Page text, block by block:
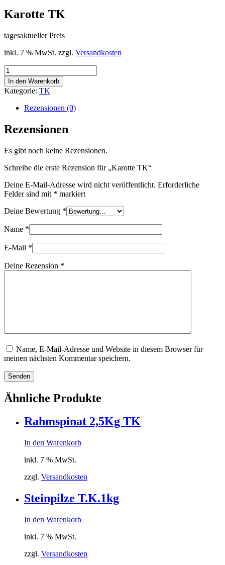
Karotte TK
tagesaktueller Preis
inkl. 7 % MwSt. zzgl. Versandkosten
Karotte
TK
Menge
In den Warenkorb
Kategorie: TK
Rezensionen (0)
Rezensionen
Es gibt noch keine Rezensionen.
Schreibe die erste Rezension für „Karotte TK“
Deine E-Mail-Adresse wird nicht veröffentlicht. Erforderliche
Felder sind mit * markiert
Deine Bewertung *
Name *
E-Mail *
Deine Rezension *
Name, E-Mail-Adresse und Website in diesem Browser für
meinen nächsten Kommentar speichern.
Senden
Ähnliche Produkte
Rahmspinat 2,5Kg TK
In den Warenkorb
inkl. 7 % MwSt.
zzgl. Versandkosten
Steinpilze T.K.1kg
In den Warenkorb
inkl. 7 % MwSt.
zzgl. Versandkosten